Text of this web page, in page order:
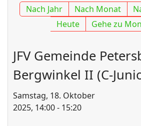
Nach Jahr Nach Monat
Heute
Gehe zu
JFV Gemeinde
Bergwinkel II (C-
Samstag, 18. Oktober
2025, 14:00 - 15:20
anzeigen